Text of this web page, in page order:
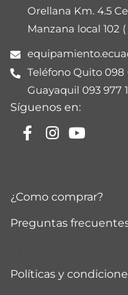
Orellana Km. 4.5
Manzana local 102
Teléfono Quito 098
Guayaquil 093 977
Síguenos en:
¿Como comprar?
Preguntas
Políticas y